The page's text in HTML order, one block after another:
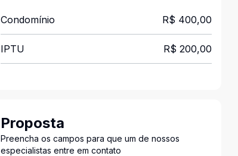
Condomínio R$ 400,00
IPTU R$ 200,00
Proposta
Preencha os campos para que um de nossos
especialistas entre em contato